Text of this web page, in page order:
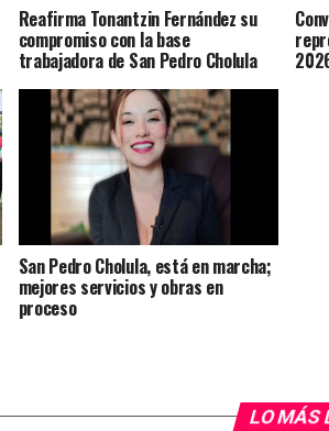
Reafirma Tonantzin Fernández su
compromiso con la base
trabajadora de San Pedro Cholula
San Pedro Cholula, está en marcha;
mejores servicios y obras en
proceso
LO MÁS